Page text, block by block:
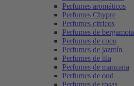
Perfumes aromáticos
Perfumes Chypre
Perfumes citricos
Perfumes de bergamota
Perfumes de coco
Perfumes de jazmín
Perfumes de lila
Perfumes de manzana
Perfumes de oud
Perfumes de rosas